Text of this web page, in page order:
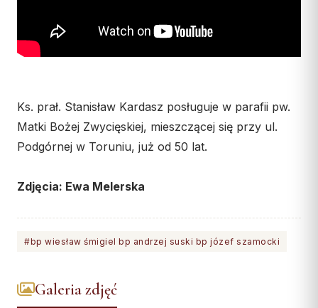
Ks. prał. Stanisław Kardasz posługuje w parafii pw.
Matki Bożej Zwycięskiej, mieszczącej się przy ul.
Podgórnej w Toruniu, już od 50 lat.
Zdjęcia: Ewa Melerska
#bp wiesław śmigiel bp andrzej suski bp józef szamocki
Galeria zdjęć